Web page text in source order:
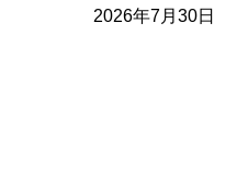
2026年7月30日